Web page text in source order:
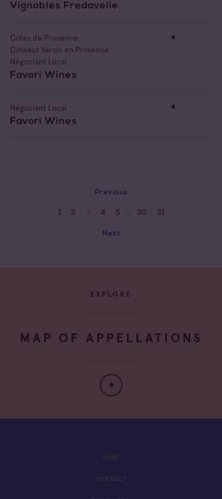
Vignobles Fredavelle
Côtes de Provence
Coteaux Varois en Provence
Négociant Local
Favori Wines
Négociant Local
Favori Wines
Previous
1 2 4 5 ... 30 31
Next
EXPLORE
MAP OF APPELLATIONS